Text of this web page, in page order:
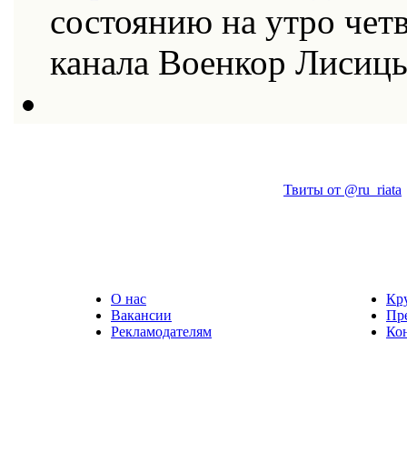
состоянию на утро
канала Военкор
Твиты от @ru_riata
О нас
Вакансии
Рекламодателям